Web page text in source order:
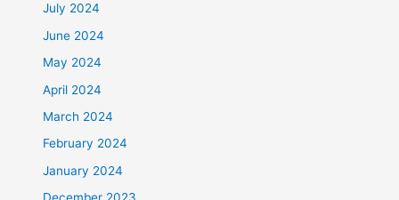
July 2024
June 2024
May 2024
April 2024
March 2024
February 2024
January 2024